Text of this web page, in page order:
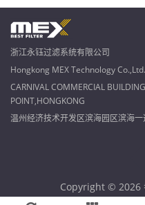
浙江永钰过滤系统有限公司
Hongkong MEX Technology Co.,Ltd.
CARNIVAL COMMERCIAL
POINT,HONGKONG
温州经济技术开发区滨海园区滨海
Copyright © 2026